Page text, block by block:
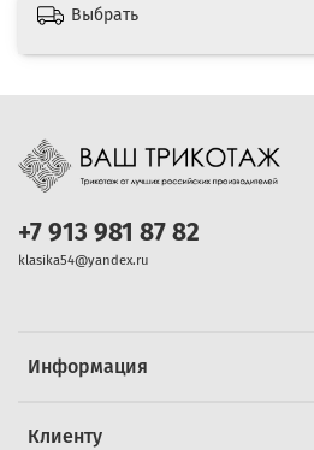
Выбрать
Информация
Клиенту
+7 913 981 87 82
klasika54@yandex.ru